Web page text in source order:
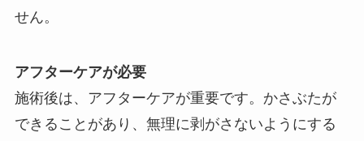
せん。
アフターケアが必要
施術後は、アフターケアが重要です。かさぶたが
できることがあり、無理に剥がさないようにする